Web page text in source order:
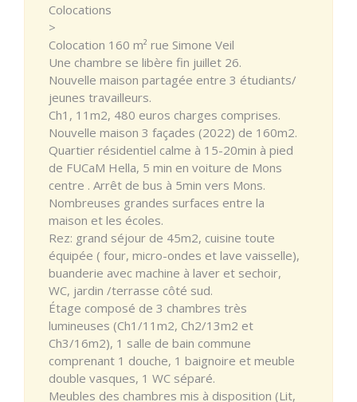
Colocations
>
Colocation 160 m² rue Simone Veil
Une chambre se libère fin juillet 26.
Nouvelle maison partagée entre 3 étudiants/
jeunes travailleurs.
Ch1, 11m2, 480 euros charges comprises.
Nouvelle maison 3 façades (2022) de 160m2.
Quartier résidentiel calme à 15-20min à pied
de FUCaM Hella, 5 min en voiture de Mons
centre . Arrêt de bus à 5min vers Mons.
Nombreuses grandes surfaces entre la
maison et les écoles.
Rez: grand séjour de 45m2, cuisine toute
équipée ( four, micro-ondes et lave vaisselle),
buanderie avec machine à laver et sechoir,
WC, jardin /terrasse côté sud.
Étage composé de 3 chambres très
lumineuses (Ch1/11m2, Ch2/13m2 et
Ch3/16m2), 1 salle de bain commune
comprenant 1 douche, 1 baignoire et meuble
double vasques, 1 WC séparé.
Meubles des chambres mis à disposition (Lit,